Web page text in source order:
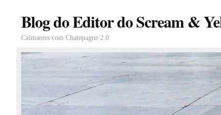
Blog do Editor do Scream &
Calmantes com Champagne 2.0